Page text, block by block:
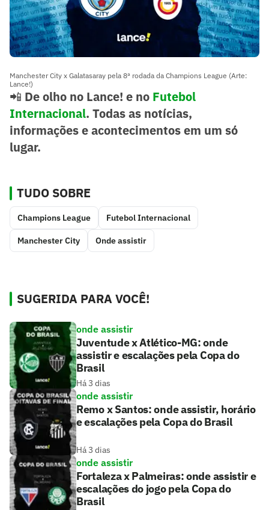
Manchester City x Galatasaray pela 8ª rodada da Champions League (Arte:
Lance!)
📲 De olho no Lance! e no Futebol
Internacional. Todas as notícias,
informações e acontecimentos em um só
lugar.
TUDO SOBRE
Champions League Futebol Internacional
Manchester City Onde assistir
SUGERIDA PARA VOCÊ!
onde assistir
Juventude x Atlético-MG: onde
assistir e escalações pela Copa do
Brasil
Há 3 dias
onde assistir
Remo x Santos: onde assistir, horário
e escalações pela Copa do Brasil
Há 3 dias
onde assistir
Fortaleza x Palmeiras: onde assistir e
escalações do jogo pela Copa do
Brasil